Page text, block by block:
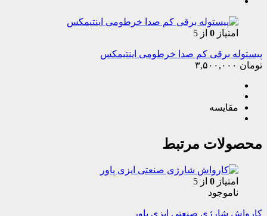
امتیاز 0 از 5
پیستوله برقی کم صدا خرطومی اینتیمکس
تومان
مقایسه
محصولات مرتبط
امتیاز 0 از 5
ناموجود
کارواش شارژی صنعتی ایزی پاور